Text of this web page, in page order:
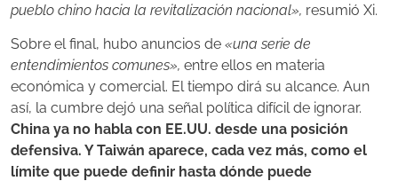
pueblo chino hacia la revitalización nacional», resumió Xi.
Sobre el final, hubo anuncios de «una serie de
entendimientos comunes», entre ellos en materia
económica y comercial. El tiempo dirá su alcance. Aun
así, la cumbre dejó una señal política difícil de ignorar.
China ya no habla con EE.UU. desde una posición
defensiva. Y Taiwán aparece, cada vez más, como el
límite que puede definir hasta dónde puede